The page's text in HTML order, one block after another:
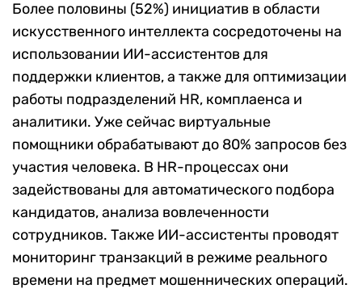
Более половины (52%) инициатив в области
искусственного интеллекта сосредоточены на
использовании ИИ-ассистентов для
поддержки клиентов, а также для оптимизации
работы подразделений HR, комплаенса и
аналитики. Уже сейчас виртуальные
помощники обрабатывают до 80% запросов без
участия человека. В HR-процессах они
задействованы для автоматического подбора
кандидатов, анализа вовлеченности
сотрудников. Также ИИ-ассистенты проводят
мониторинг транзакций в режиме реального
времени на предмет мошеннических операций.